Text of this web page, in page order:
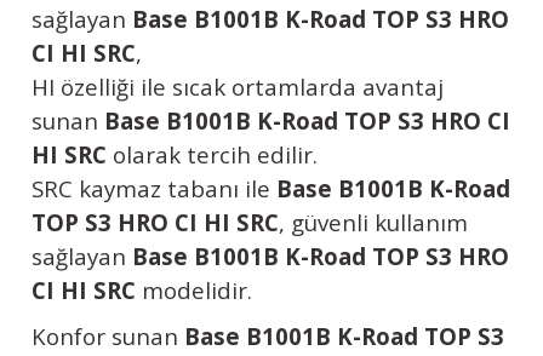
sağlayan Base B1001B K-Road TOP S3 HRO
CI HI SRC,
HI özelliği ile sıcak ortamlarda avantaj
sunan Base B1001B K-Road TOP S3 HRO CI
HI SRC olarak tercih edilir.
SRC kaymaz tabanı ile Base B1001B K-Road
TOP S3 HRO CI HI SRC, güvenli kullanım
sağlayan Base B1001B K-Road TOP S3 HRO
CI HI SRC modelidir.
Konfor sunan Base B1001B K-Road TOP S3